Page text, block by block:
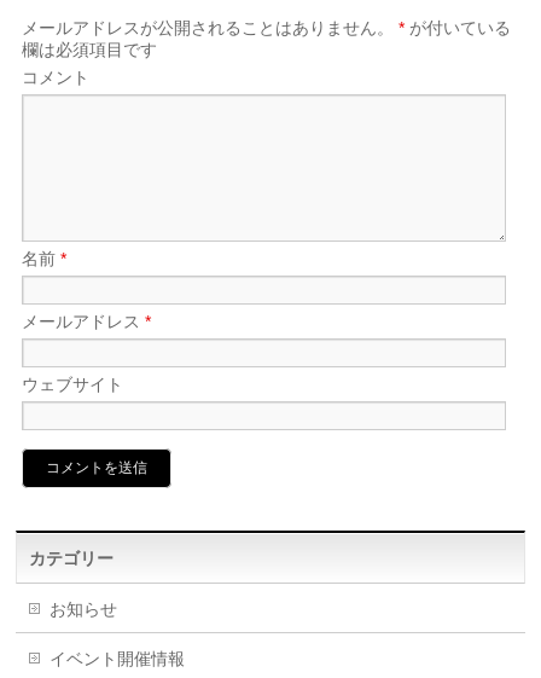
メールアドレスが公開されることはありません。 * が付いている
欄は必須項目です
コメント
名前*
メールアドレス*
ウェブサイト
カテゴリー
お知らせ
イベント開催情報